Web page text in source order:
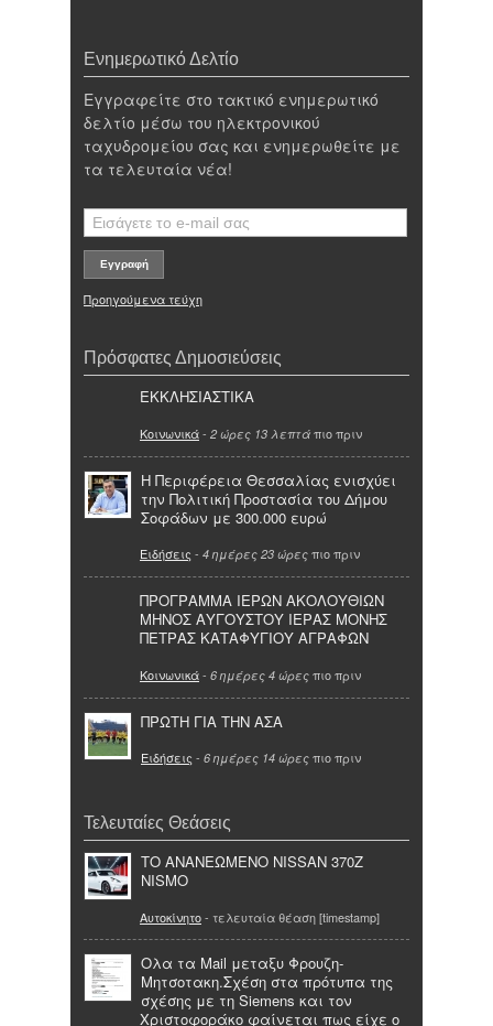
Ενημερωτικό Δελτίο
Εγγραφείτε στο τακτικό ενημερωτικό
δελτίο μέσω του ηλεκτρονικού
ταχυδρομείου σας και ενημερωθείτε με
τα τελευταία νέα!
Προηγούμενα τεύχη
Πρόσφατες Δημοσιεύσεις
ΕΚΚΛΗΣΙΑΣΤΙΚΑ
Κοινωνικά- 2 ώρες 13 λεπτά πιο πριν
Η Περιφέρεια Θεσσαλίας ενισχύει
την Πολιτική Προστασία του Δήμου
Σοφάδων με 300.000 ευρώ
Ειδήσεις - 4 ημέρες 23 ώρες πιο πριν
ΠΡΟΓΡΑΜΜΑ ΙΕΡΩΝ ΑΚΟΛΟΥΘΙΩΝ
ΜΗΝΟΣ ΑΥΓΟΥΣΤΟΥ ΙΕΡΑΣ ΜΟΝΗΣ
ΠΕΤΡΑΣ ΚΑΤΑΦΥΓΙΟΥ ΑΓΡΑΦΩΝ
Κοινωνικά- 6 ημέρες 4 ώρες πιο πριν
ΠΡΩΤΗ ΓΙΑ ΤΗΝ ΑΣΑ
Ειδήσεις - 6 ημέρες 14 ώρες πιο πριν
Τελευταίες Θεάσεις
ΤΟ ΑΝΑΝΕΩΜΕΝΟ NISSAN 370Z
NISMO
Αυτοκίνητο- τελευταία θέαση [timestamp]
Oλα τα Mail μεταξυ Φρουζη-
Μητσοτακη.Σχέση στα πρότυπα της
σχέσης με τη Siemens και τον
Χριστοφοράκο φαίνεται πως είχε ο